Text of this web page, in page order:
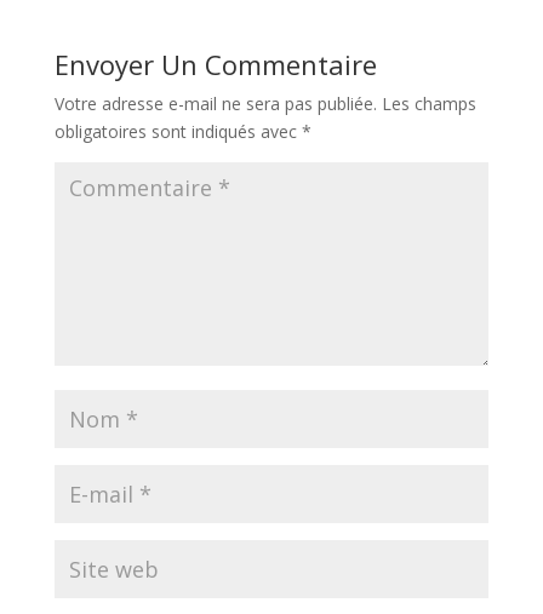
Envoyer Un Commentaire
Votre adresse e-mail ne sera pas publiée. Les champs
obligatoires sont indiqués avec *